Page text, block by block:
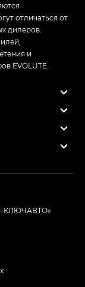
отличаться от
дилеров.
и
EVOLUTE.
КЛЮЧАВТО»